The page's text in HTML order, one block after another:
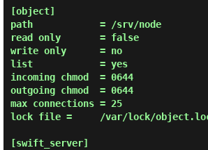
[object]
path            = /srv/node
read only       = false
write only      = no
list            = yes
incoming chmod  = 0644
outgoing chmod  = 0644
max connections = 25
lock file =     /var/lock/
[swift_server]